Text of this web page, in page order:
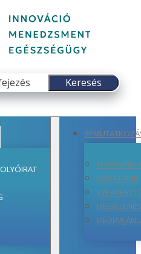
Keresés
ROVATAINK